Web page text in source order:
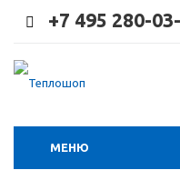
+7 495 280-
МЕНЮ